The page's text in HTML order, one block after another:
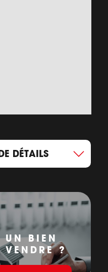
DÉTAILS
UN BIEN
?